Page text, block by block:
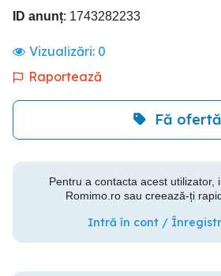
ID anunț: 1743282233
Vizualizări: 0
Raportează
Fă ofertă
Pentru a contacta acest utilizator,
Romimo.ro sau creează-ți
Intră în cont /